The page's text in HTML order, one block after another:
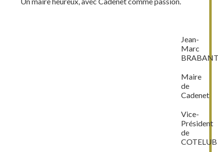
Jean-
Marc
Maire
de
Cadenet
Vice-
Président
de
COTELUB